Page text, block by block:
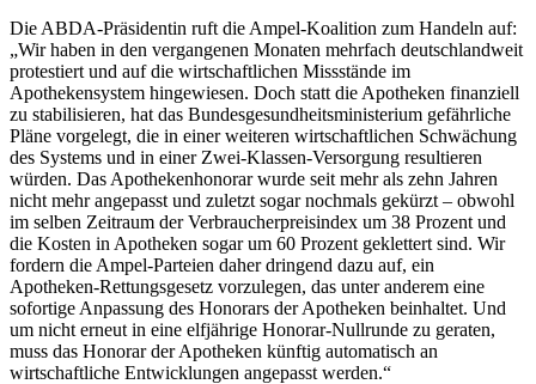
Die ABDA-Präsidentin ruft die Ampel-Koalition zum Handeln auf:
„Wir haben in den vergangenen Monaten mehrfach deutschlandweit
protestiert und auf die wirtschaftlichen Missstände im
Apothekensystem hingewiesen. Doch statt die Apotheken finanziell
zu stabilisieren, hat das Bundesgesundheitsministerium gefährliche
Pläne vorgelegt, die in einer weiteren wirtschaftlichen Schwächung
des Systems und in einer Zwei-Klassen-Versorgung resultieren
würden. Das Apothekenhonorar wurde seit mehr als zehn Jahren
nicht mehr angepasst und zuletzt sogar nochmals gekürzt – obwohl
im selben Zeitraum der Verbraucherpreisindex um 38 Prozent und
die Kosten in Apotheken sogar um 60 Prozent geklettert sind. Wir
fordern die Ampel-Parteien daher dringend dazu auf, ein
Apotheken-Rettungsgesetz vorzulegen, das unter anderem eine
sofortige Anpassung des Honorars der Apotheken beinhaltet. Und
um nicht erneut in eine elfjährige Honorar-Nullrunde zu geraten,
muss das Honorar der Apotheken künftig automatisch an
wirtschaftliche Entwicklungen angepasst werden.“